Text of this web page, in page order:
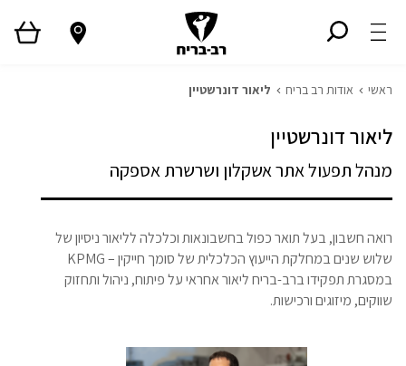
ראשי אודות רב בריח ליאור דונרשטיין
ליאור דונרשטיין
מנהל תפעול אתר אשקלון ושרשרת אספקה
רואה חשבון, בעל תואר כפול בחשבונאות וכלכלה לליאור ניסיון של
שלוש שנים במחלקת הייעוץ הכלכלית של סומך חייקין – KPMG
במסגרת תפקידו ברב-בריח ליאור אחראי על פיתוח, ניהול ותחזוק
שווקים, מיזוגים ורכישות.